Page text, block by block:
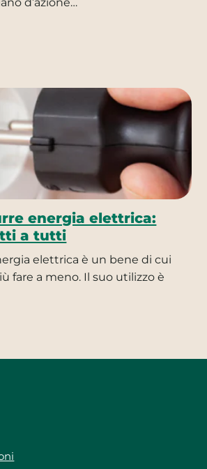
energia elettrica:
a tutti
elettrica è un bene di cui
fare a meno. Il suo utilizzo è